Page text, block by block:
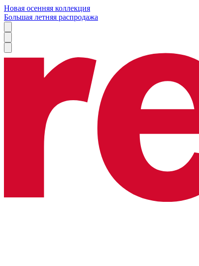
Новая осенняя коллекция
Большая летняя распродажа